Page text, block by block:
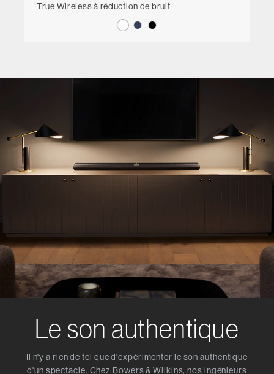
True Wireless à réduction de bruit
Le son authentique
Il n'y a rien de tel que d'expérimenter le son authentique
d'un spectacle. Chez Bowers & Wilkins, nos ingénieurs